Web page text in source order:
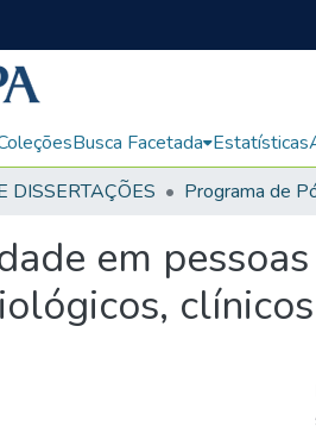
Busca Facetada Estatísticas
DISSERTAÇÕES
em